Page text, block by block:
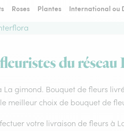
Roses Plantes
International ou
du
gimond. Bouquet de fleurs
meilleur choix de bouquet de
votre livraison de fleurs à